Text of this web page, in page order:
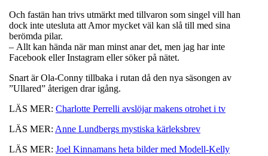
Och fastän han trivs utmärkt med tillvaron som singel vill han
dock inte utesluta att Amor mycket väl kan slå till med sina
berömda pilar.
– Allt kan hända när man minst anar det, men jag har inte
Facebook eller Instagram eller söker på nätet.
Snart är Ola-Conny tillbaka i rutan då den nya säsongen av
”Ullared” återigen drar igång.
LÄS MER: Charlotte Perrelli avslöjar makens otrohet i tv
LÄS MER: Anne Lundbergs mystiska kärleksbrev
LÄS MER: Joel Kinnamans heta bilder med Modell-Kelly